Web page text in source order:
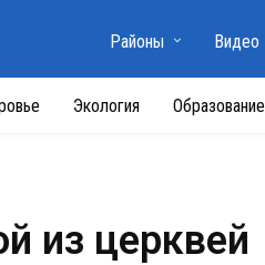
Экология Образование
Районы Видео
из церквей